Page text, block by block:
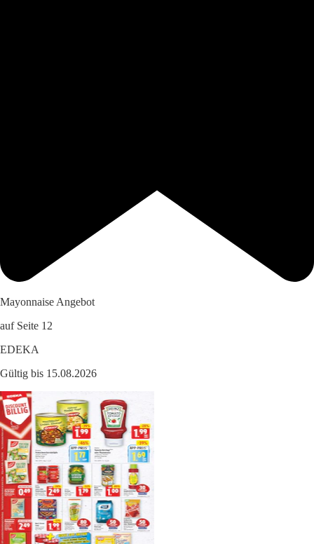
Mayonnaise Angebot
auf Seite 12
EDEKA
Gültig bis 15.08.2026